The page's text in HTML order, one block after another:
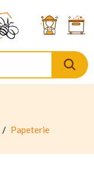
Papeterie